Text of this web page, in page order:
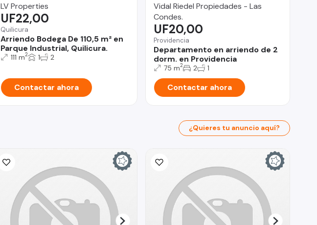
LV Properties
Quilicura
Arriendo Bodega De 110,5 m² en
Parque Industrial, Quilicura.
UF22,00
111 m2 1 2
Contactar ahora
Vidal Riedel Propiedades - Las
Condes.
Providencia
Departamento en arriendo de 2
dorm. en Providencia
UF20,00
75 m2 2 1
Contactar ahora
¿Quieres tu anuncio aquí?